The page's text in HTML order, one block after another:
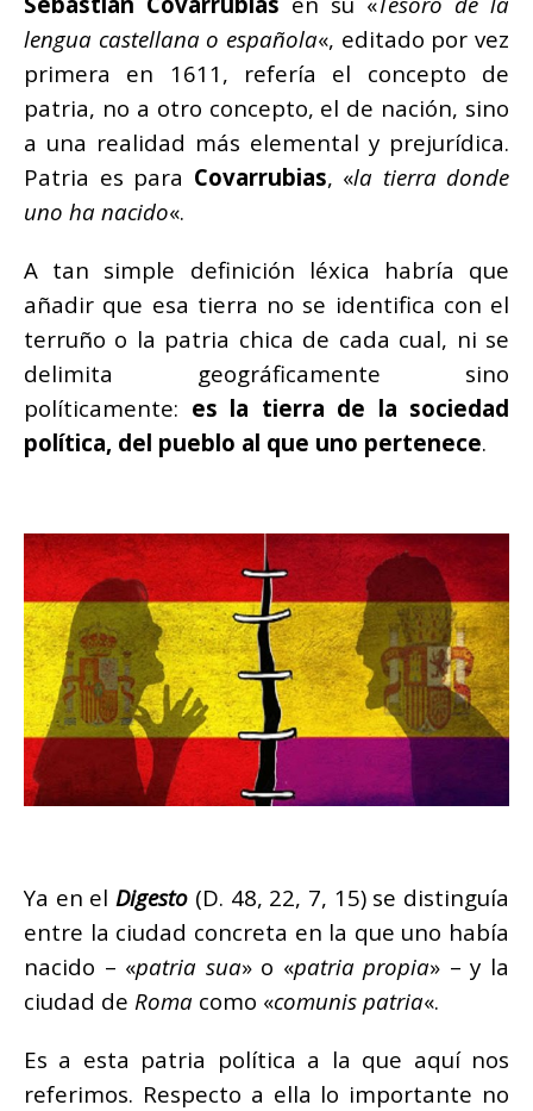
lengua castellana o española«, editado por vez
primera en 1611, refería el concepto de
patria, no a otro concepto, el de nación, sino
a una realidad más elemental y prejurídica.
Patria es para Covarrubias, «la tierra donde
uno ha nacido«.
A tan simple definición léxica habría que
añadir que esa tierra no se identifica con el
terruño o la patria chica de cada cual, ni se
delimita geográficamente sino
políticamente: es la tierra de la sociedad
política, del pueblo al que uno pertenece.
Ya en elDigesto (D. 48, 22, 7, 15) se distinguía
entre la ciudad concreta en la que uno había
nacido – «patria sua» o «patria propia» – y la
ciudad de Roma como «comunis patria«.
Es a esta patria política a la que aquí nos
referimos. Respecto a ella lo importante no